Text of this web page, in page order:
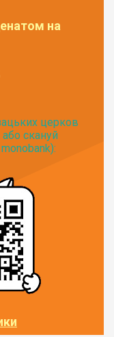
на
церков
або скануй